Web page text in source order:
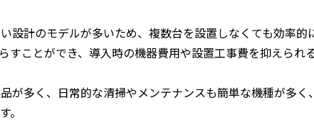
設計のモデルが多いため、複数台を設置しなくても効率的
すことができ、導入時の機器費用や設置工事費を抑えられ
が多く、日常的な清掃やメンテナンスも簡単な機種が多く
。